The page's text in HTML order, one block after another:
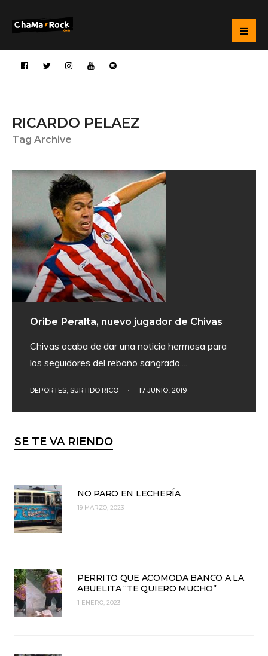
RICARDO PELAEZ
Tag Archive
Oribe Peralta, nuevo jugador de Chivas
Chivas acaba de dar una noticia hermosa para
los seguidores del rebaño sangrado....
DEPORTES, SURTIDO RICO • 17 JUNIO, 2019
SE TE VA RIENDO
NO PARO EN LECHERÍA
19 MARZO, 2023
PERRITO QUE ACOMODA BANCO A LA
ABUELITA “TE QUIERO MUCHO”
1 ENERO, 2023